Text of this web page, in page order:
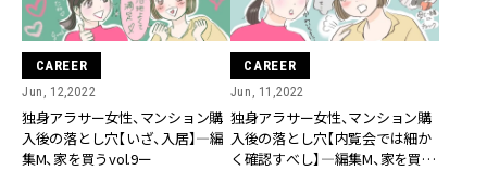
CAREER
Jun, 12,2022
独身アラサー女性、マンション購
入後の落とし穴【いざ、入居】―編
集M、家を買うvol.9ー
CAREER
Jun, 11,2022
独身アラサー女性、マンション購
入後の落とし穴【内覧会では細か
く確認すべし】―編集M、家を買う